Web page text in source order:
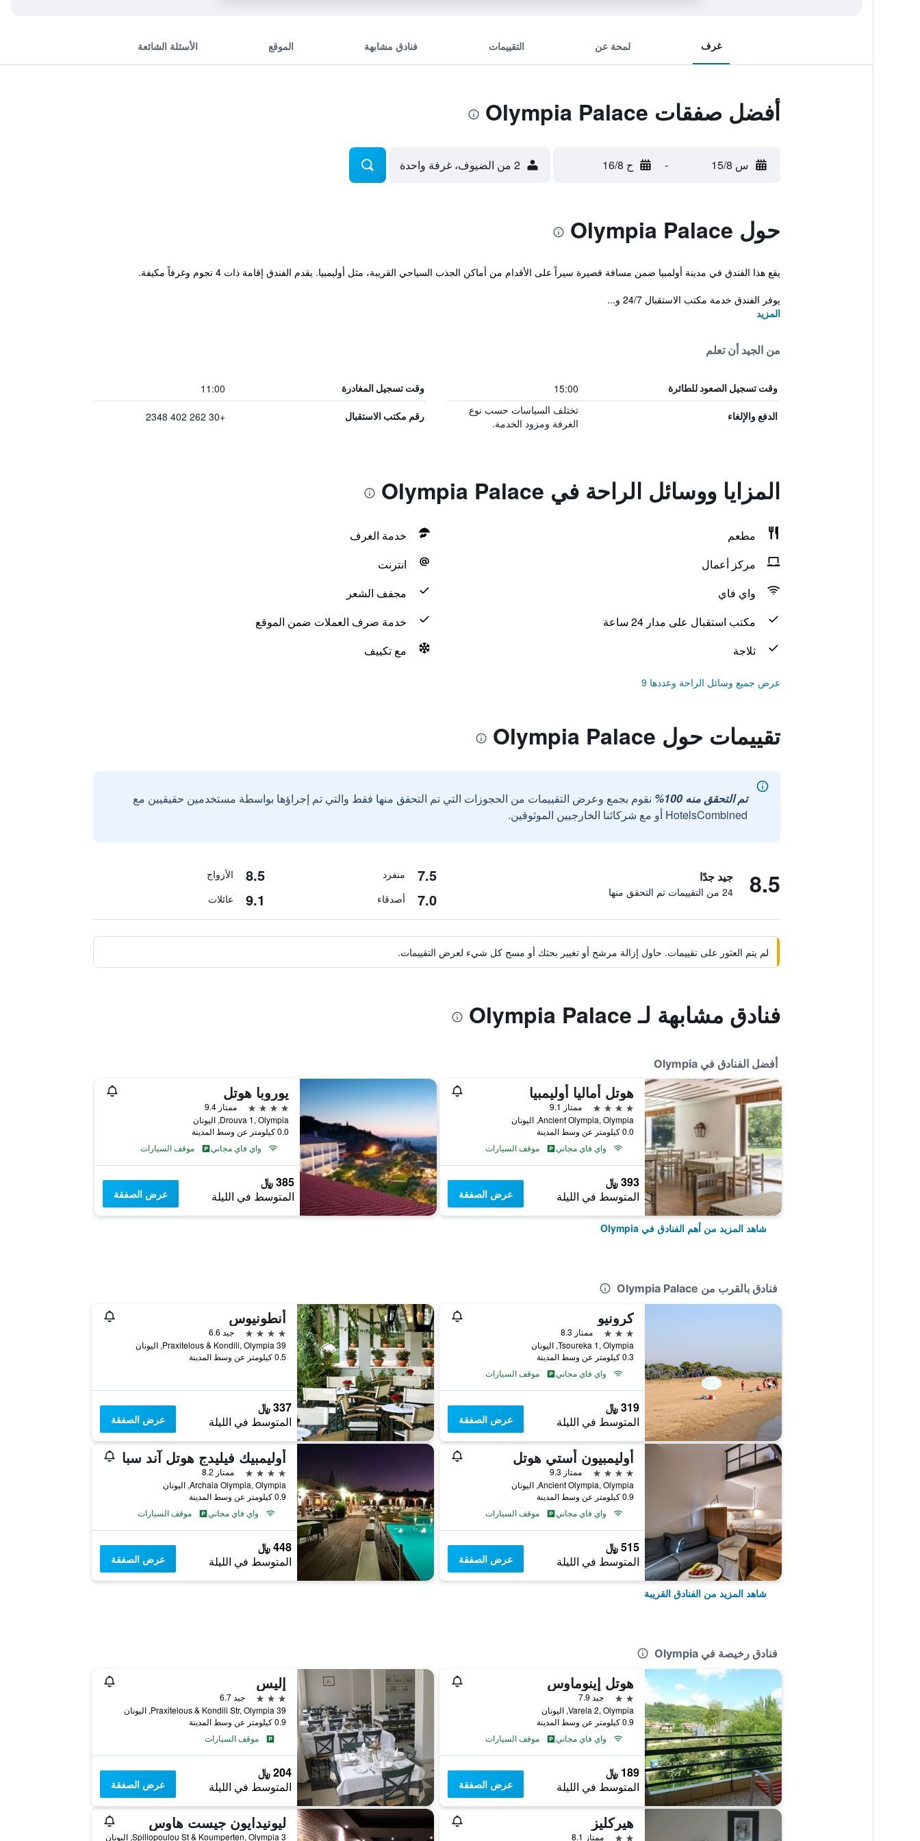
غرف لمحة عن التقييمات فنادق مشابهة الموقع الأسئلة الشائعة
أفضل صفقات Olympia Palace
س 15/8 - ح 16/8 2 من الضيوف، غرفة واحدة
حول Olympia Palace
يقع هذا الفندق في مدينة أولمبيا ضمن مسافة قصيرة سيراً على الأقدام من أماكن الجذب السياحي القريبة، مثل أوليمبيا. يقدم الفندق إقامة ذات 4 نجوم وغرفاً مكيفة.
يوفر الفندق خدمة مكتب الاستقبال 24/7 و...
المزيد
من الجيد أن تعلم
وقت تسجيل الصعود للطائرة 15:00 وقت تسجيل المغادرة 11:00
الدفع والإلغاء
تختلف السياسات حسب نوع
الغرفة ومزود الخدمة.
رقم مكتب الاستقبال +30 262 402 2348
المزايا ووسائل الراحة في Olympia Palace
مطعم
خدمة الغرف
مركز أعمال
انترنت
واي فاي
مجفف الشعر
مكتب استقبال على مدار 24 ساعة
خدمة صرف العملات ضمن الموقع
ثلاجة
مع تكييف
عرض جميع وسائل الراحة وعددها 9
تقييمات حول Olympia Palace
تم التحقق منه 100%
نقوم بجمع وعرض التقييمات من الحجوزات التي تم التحقق منها فقط والتي تم إجراؤها بواسطة مستخدمين حقيقيين مع
HotelsCombined أو مع شركائنا الخارجيين الموثوقين.
8.5 جيد جدًا
24 من التقييمات تم التحقق منها
7.5 منفرد 8.5 الأزواج
7.0 أصدقاء 9.1 عائلات
لم يتم العثور على تقييمات. حاول إزالة مرشح أو تغيير بحثك أو مسح كل شيء لعرض التقييمات.
فنادق مشابهة لـ Olympia Palace
أفضل الفنادق في Olympia
هوتل أماليا أوليمبيا
4 نجوم
ممتاز 9.1
Ancient Olympia, Olympia, اليونان
0.0 كيلومتر عن وسط المدينة
واي فاي مجاني
موقف السيارات
393 ﷼
المتوسط في الليلة عرض الصفقة
يوروبا هوتل
4 نجوم
ممتاز 9.4
Drouva 1, Olympia, اليونان
0.0 كيلومتر عن وسط المدينة
واي فاي مجاني
موقف السيارات
385 ﷼
المتوسط في الليلة عرض الصفقة
شاهد المزيد من أهم الفنادق في Olympia
فنادق بالقرب من Olympia Palace
كرونيو
3 نجوم
ممتاز 8.3
Tsoureka 1, Olympia, اليونان
0.3 كيلومتر عن وسط المدينة
واي فاي مجاني
موقف السيارات
319 ﷼
المتوسط في الليلة عرض الصفقة
أنطونيوس
4 نجوم
جيد 6.6
39 Praxitelous & Kondili, Olympia, اليونان
0.5 كيلومتر عن وسط المدينة
337 ﷼
المتوسط في الليلة عرض الصفقة
أوليمبيون أستي هوتل
4 نجوم
ممتاز 9.3
Ancient Olympia, Olympia, اليونان
0.9 كيلومتر عن وسط المدينة
واي فاي مجاني
موقف السيارات
515 ﷼
المتوسط في الليلة عرض الصفقة
أوليمبيك فيليدج هوتل آند سبا
4 نجوم
ممتاز 8.2
Archaia Olympia, Olympia, اليونان
0.9 كيلومتر عن وسط المدينة
واي فاي مجاني
موقف السيارات
448 ﷼
المتوسط في الليلة عرض الصفقة
شاهد المزيد من الفنادق القريبة
فنادق رخيصة في Olympia
هوتل إينوماوس
2 نجمتين
جيد 7.9
Varela 2, Olympia, اليونان
0.9 كيلومتر عن وسط المدينة
واي فاي مجاني
موقف السيارات
189 ﷼
المتوسط في الليلة عرض الصفقة
إليس
3 نجوم
جيد 6.7
39 Praxitelous & Kondili Str, Olympia, اليونان
0.9 كيلومتر عن وسط المدينة
موقف السيارات
204 ﷼
المتوسط في الليلة عرض الصفقة
هيركليز
2 نجمتين ممتاز 8.1
ليونيدايون جيست هاوس
3 Spiliopoulou St & Koumperten, Olympia, اليونان